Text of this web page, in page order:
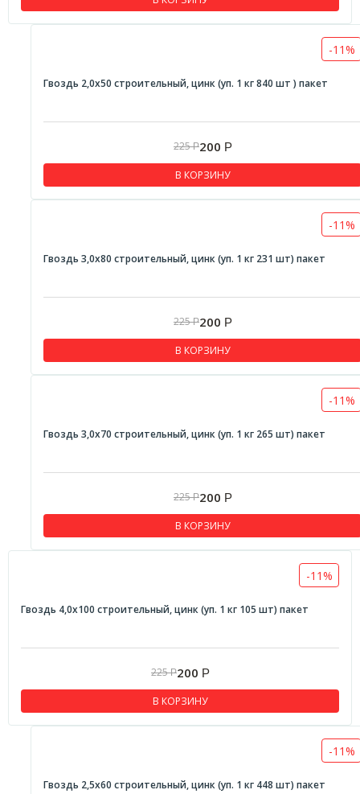
-11%
Гвоздь 2,0х50 строительный, цинк (уп. 1 кг 840 шт ) пакет
225Р200 Р
В КОРЗИНУ
-11%
Гвоздь 3,0х80 строительный, цинк (уп. 1 кг 231 шт) пакет
225Р200 Р
В КОРЗИНУ
-11%
Гвоздь 3,0х70 строительный, цинк (уп. 1 кг 265 шт) пакет
225Р200 Р
В КОРЗИНУ
-11%
Гвоздь 4,0х100 строительный, цинк (уп. 1 кг 105 шт) пакет
225Р200 Р
В КОРЗИНУ
-11%
Гвоздь 2,5х60 строительный, цинк (уп. 1 кг 448 шт) пакет